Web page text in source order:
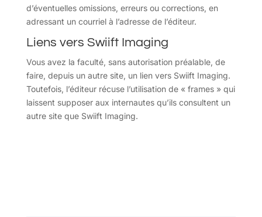
d’éventuelles omissions, erreurs ou corrections, en
adressant un courriel à l’adresse de l’éditeur.
Liens vers Swiift Imaging
Vous avez la faculté, sans autorisation préalable, de
faire, depuis un autre site, un lien vers Swiift Imaging.
Toutefois, l’éditeur récuse l’utilisation de « frames » qui
laissent supposer aux internautes qu’ils consultent un
autre site que Swiift Imaging.